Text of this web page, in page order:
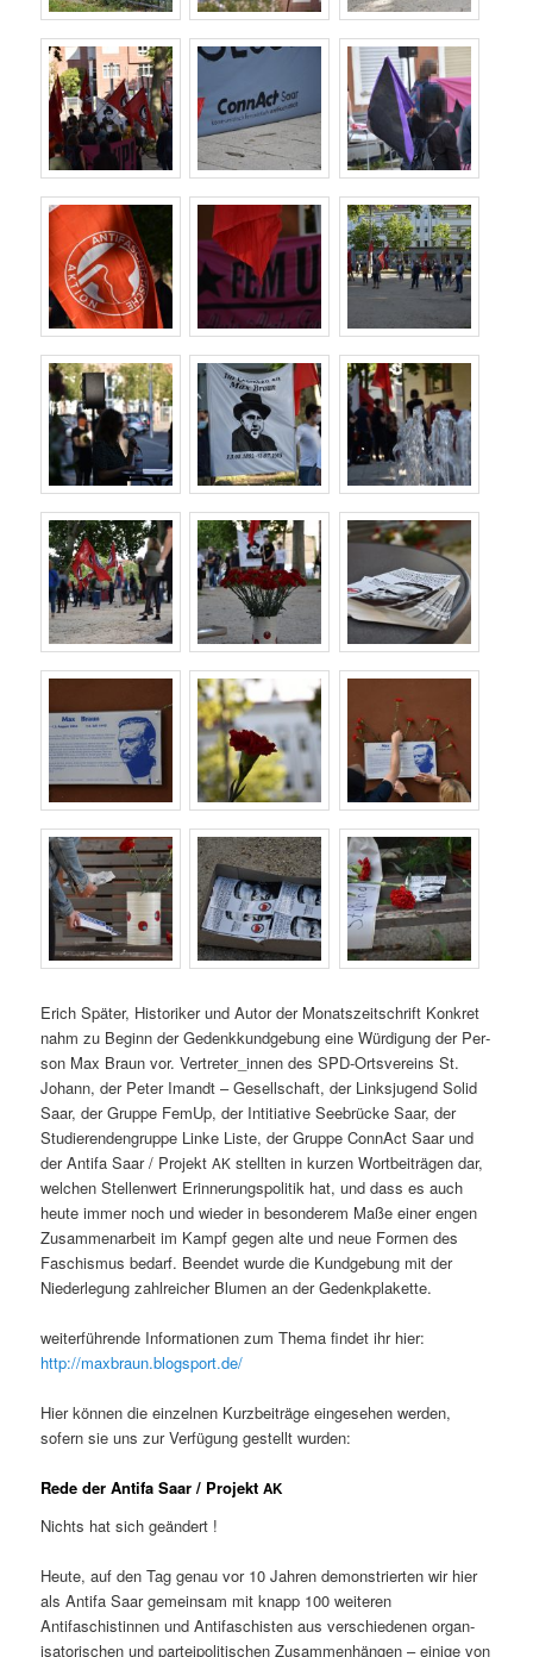
Erich Später, His­torik­er und Autor der Monat­szeitschrift Konkret
nahm zu Beginn der Gedenkkundge­bung eine Würdi­gung der Per­
son Max Braun vor. Vertreter_innen des SPD-Ortsvere­ins St.
Johann, der Peter Imandt – Gesellschaft, der Linksju­gend Sol­id
Saar, der Gruppe FemUp, der Inti­tia­tive See­brücke Saar, der
Studieren­den­gruppe Linke Liste, der Gruppe Con­n­Act Saar und
der Antifa Saar / Pro­jektAK stell­ten in kurzen Wort­beiträ­gen dar,
welchen Stel­len­wert Erin­nerungspoli­tik hat, und dass es auch
heute immer noch und wieder in beson­derem Maße ein­er engen
Zusam­me­nar­beit im Kampf gegen alte und neue For­men des
Faschis­mus bedarf. Been­det wurde die Kundge­bung mit der
Nieder­legung zahlre­ich­er Blu­men an der Gedenkplakette.
weit­er­führende Infor­ma­tio­nen zum The­ma find­et ihr hier:
http://maxbraun.blogsport.de/
Hier kön­nen die einzel­nen Kurzbeiträge einge­se­hen wer­den,
sofern sie uns zur Ver­fü­gung gestellt wurden:
Rede der Antifa Saar / ProjektAK
Nichts hat sich geändert !
Heute, auf den Tag genau vor 10 Jahren demon­stri­erten wir hier
als Antifa Saar gemein­sam mit knapp 100 weit­eren
Antifaschistin­nen und Antifaschis­ten aus ver­schiede­nen organ­
isatorischen und parteipoli­tis­chen Zusam­men­hän­gen – einige von